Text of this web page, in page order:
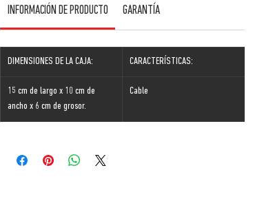
INFORMACIÓN DE PRODUCTO GARANTÍA
DIMENSIONES DE LA CAJA: CARACTERÍSTICAS:
15 cm de largo x 10 cm de
ancho x 6 cm de grosor.
Cable